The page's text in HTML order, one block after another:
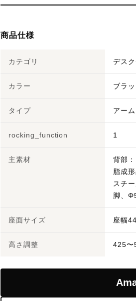
商品仕様
カテゴリ デス
カラー ブラッ
タイプ アー
rocking_function 1
主素材
背部
脂成
スチ
脚、
座面サイズ 座幅
高さ調整 425〜